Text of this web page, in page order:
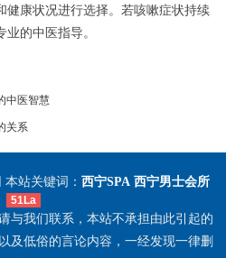
健康状况进行选择。若咳嗽症状持续
的中医指导。
中医智慧
关系
站关键词： 西宁SPA 西宁男士会所
51La
与我们联系，本站不承担由此引起的
及低俗的言论内容，一经发现一律删